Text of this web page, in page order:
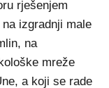
rješenjem
izgradnji male
na
mreže
a koji se rade